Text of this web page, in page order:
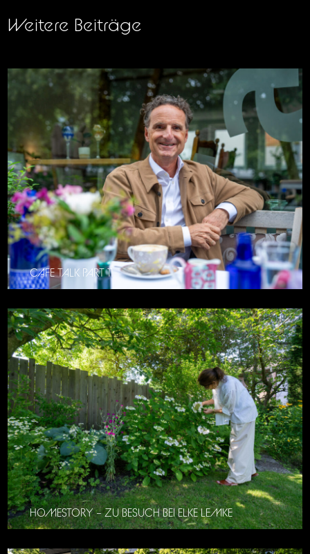
Weitere Beiträge
CAFE TALK PART 11
HOMESTORY – ZU BESUCH BEI ELKE LEMKE